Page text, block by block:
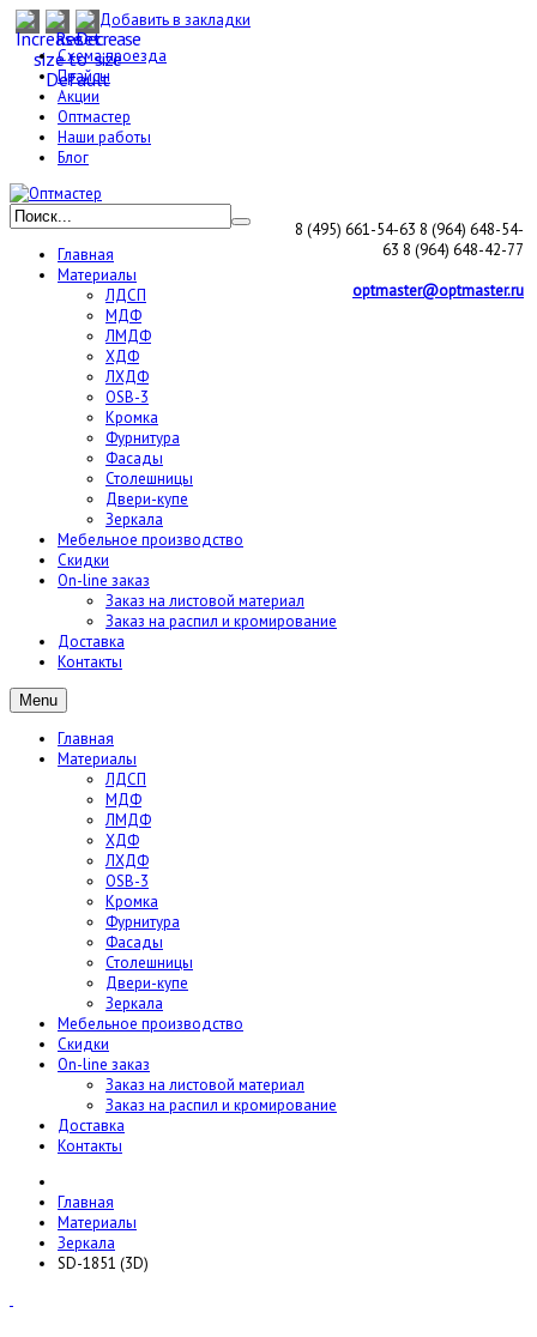
Добавить в закладки
Схема проезда
Прайсы
Акции
Оптмастер
Наши работы
Блог
8 (495) 661-54-63 8 (964) 648-54-
63 8 (964) 648-42-77
optmaster@optmaster.ru
Главная
Материалы
ЛДСП
МДФ
ЛМДФ
ХДФ
ЛХДФ
OSB-3
Кромка
Фурнитура
Фасады
Столешницы
Двери-купе
Зеркала
Мебельное производство
Скидки
On-line заказ
Заказ на листовой материал
Заказ на распил и кромирование
Доставка
Контакты
Menu
Главная
Материалы
ЛДСП
МДФ
ЛМДФ
ХДФ
ЛХДФ
OSB-3
Кромка
Фурнитура
Фасады
Столешницы
Двери-купе
Зеркала
Мебельное производство
Скидки
On-line заказ
Заказ на листовой материал
Заказ на распил и кромирование
Доставка
Контакты
Главная
Материалы
Зеркала
SD-1851 (3D)